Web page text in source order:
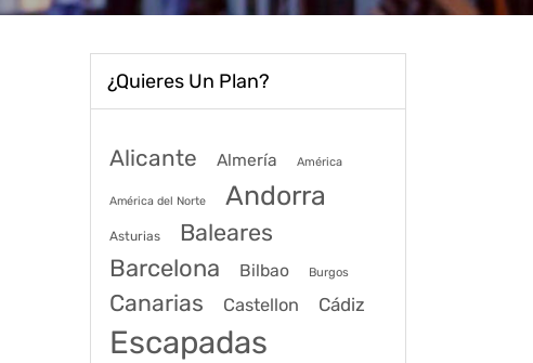
¿Quieres Un Plan?
Alicante Almería América
América del Norte Andorra
Asturias Baleares
Barcelona Bilbao Burgos
Canarias Castellon Cádiz
Escapadas